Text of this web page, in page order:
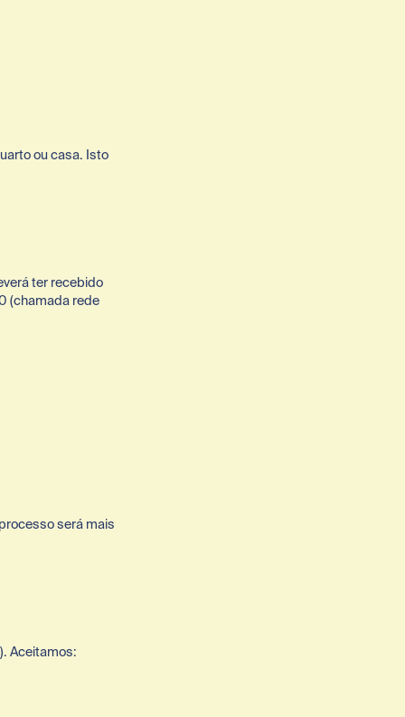
ou casa. Isto
ter recebido
(chamada rede
será mais
Aceitamos: